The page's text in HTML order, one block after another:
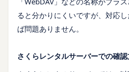
ると分かりにくいですが、対応
ば問題ありません。
さくらレンタルサーバーでの確